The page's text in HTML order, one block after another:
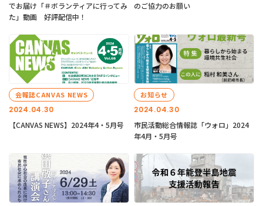
でお届け「＃ボランティアに行ってみ
た」動画 好評配信中！
のご協力のお願い
2024.04.30
会報誌CANVAS NEWS
【CANVAS NEWS】2024年4・5月号
2024.04.30
お知らせ
市民活動総合情報誌「ウォロ」2024
年4月・5月号